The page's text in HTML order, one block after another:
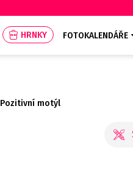
HRNKY FOTOKALENDÁŘE
Pozitivní motýl